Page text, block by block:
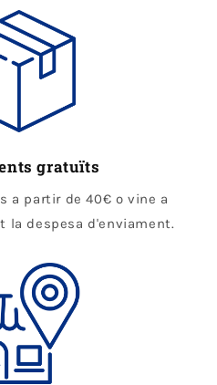
gratuïts
a partir de 40€ o vine a
la despesa d'enviament.